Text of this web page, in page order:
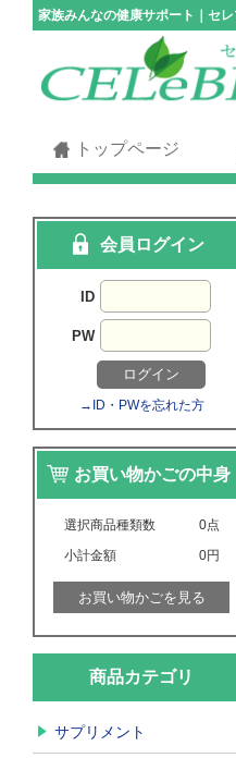
家族みんなの健康サポート｜セレ
トップページ
会員ログイン
ID
PW
→ID・PWを忘れた方
お買い物かごの中身
選択商品種類数 0点
小計金額
0円
お買い物かごを見る
商品カテゴリ
サプリメント